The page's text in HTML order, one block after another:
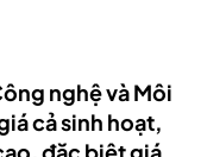
nghệ và Môi
cả sinh hoạt,